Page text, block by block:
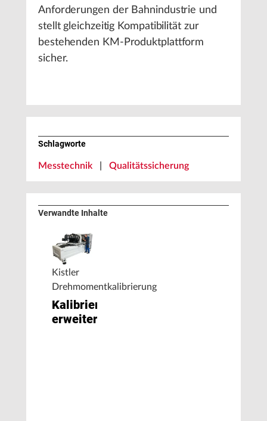
Anforderungen der Bahnindustrie und
stellt gleichzeitig Kompatibilität zur
bestehenden KM-Produktplattform
sicher.
Schlagworte
Messtechnik Qualitätssicherung
Verwandte Inhalte
Kistler
Drehmomentkalibrierung
Kalibrierspektrum
erweitert